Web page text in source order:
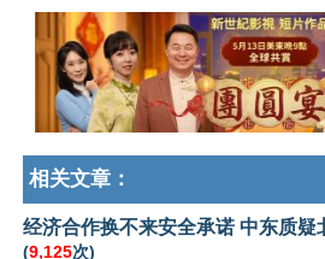
相关文章：
经济合作换不来安全承诺 中东质疑
(9,125次)